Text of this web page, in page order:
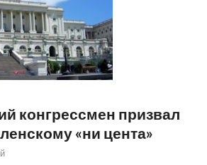
конгрессмен призвал
«ни цента»